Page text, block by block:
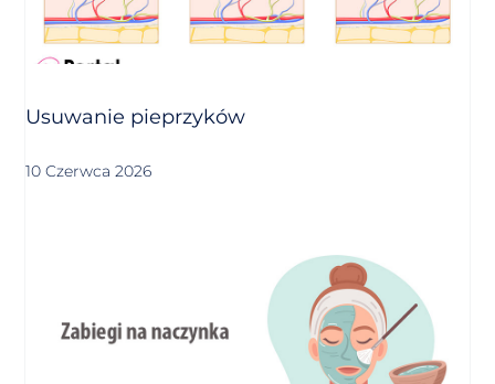
Usuwanie pieprzyków
10 Czerwca 2026